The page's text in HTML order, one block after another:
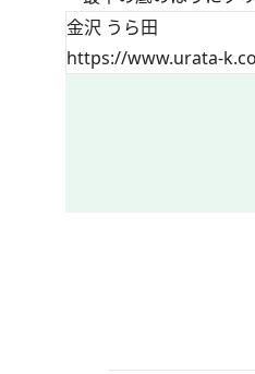
金沢 うら田
https://www.urata-